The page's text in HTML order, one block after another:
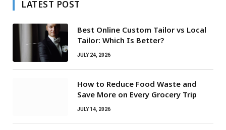
LATEST POST
Best Online Custom Tailor vs Local
Tailor: Which Is Better?
JULY 24, 2026
How to Reduce Food Waste and
Save More on Every Grocery Trip
JULY 14, 2026